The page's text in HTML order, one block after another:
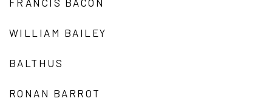
WILLIAM BAILEY
BALTHUS
RONAN BARROT